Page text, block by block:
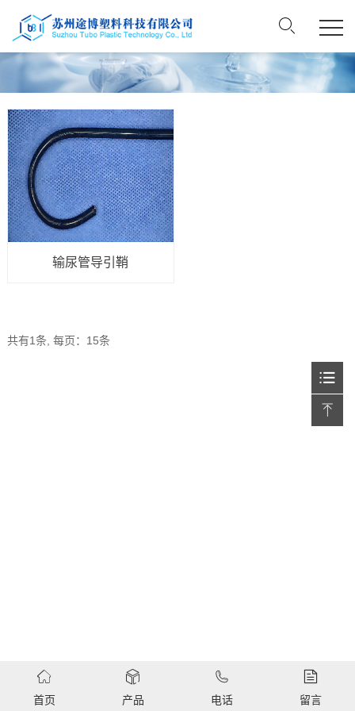
输尿管导引鞘
共有1条, 每页：15条
首页 产品 电话 留言